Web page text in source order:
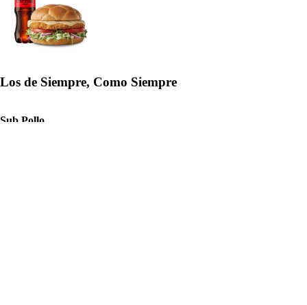
Los de Siempre, Como Siempre
Sub Pollo